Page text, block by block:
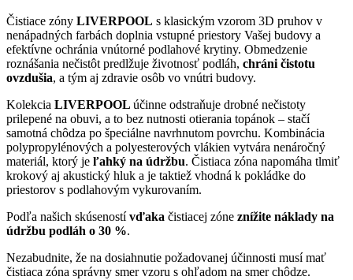
Čistiace zóny LIVERPOOL s klasickým vzorom 3D pruhov v
nenápadných farbách doplnia vstupné priestory Vašej budovy a
efektívne ochránia vnútorné podlahové krytiny. Obmedzenie
roznášania nečistôt predlžuje životnosť podláh, chráni čistotu
ovzdušia, a tým aj zdravie osôb vo vnútri budovy.
Kolekcia LIVERPOOL účinne odstraňuje drobné nečistoty
prilepené na obuvi, a to bez nutnosti otierania topánok – stačí
samotná chôdza po špeciálne navrhnutom povrchu. Kombinácia
polypropylénových a polyesterových vlákien vytvára nenáročný
materiál, ktorý je ľahký na údržbu. Čistiaca zóna napomáha tlmiť
krokový aj akustický hluk a je taktiež vhodná k pokládke do
priestorov s podlahovým vykurovaním.
Podľa našich skúseností vďaka čistiacej zóne znížite náklady na
údržbu podláh o 30 %.
Nezabudnite, že na dosiahnutie požadovanej účinnosti musí mať
čistiaca zóna správny smer vzoru s ohľadom na smer chôdze.